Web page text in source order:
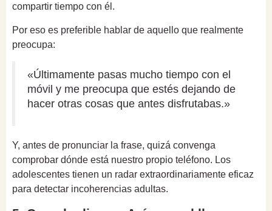
compartir tiempo con él.
Por eso es preferible hablar de aquello que realmente
preocupa:
«Últimamente pasas mucho tiempo con el
móvil y me preocupa que estés dejando de
hacer otras cosas que antes disfrutabas.»
Y, antes de pronunciar la frase, quizá convenga
comprobar dónde está nuestro propio teléfono. Los
adolescentes tienen un radar extraordinariamente eficaz
para detectar incoherencias adultas.